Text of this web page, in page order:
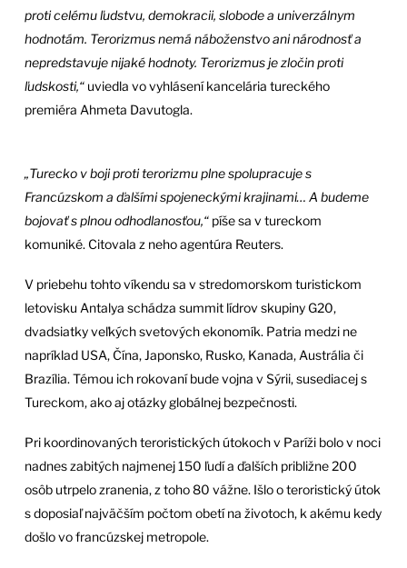
proti celému ľudstvu, demokracii, slobode a univerzálnym
hodnotám. Terorizmus nemá náboženstvo ani národnosť a
nepredstavuje nijaké hodnoty. Terorizmus je zločin proti
ľudskosti,“uviedla vo vyhlásení kancelária tureckého
premiéra Ahmeta Davutogla.
„Turecko v boji proti terorizmu plne spolupracuje s
Francúzskom a ďalšími spojeneckými krajinami… A budeme
bojovať s plnou odhodlanosťou,“píše sa v tureckom
komuniké. Citovala z neho agentúra Reuters.
V priebehu tohto víkendu sa v stredomorskom turistickom
letovisku Antalya schádza summit lídrov skupiny G20,
dvadsiatky veľkých svetových ekonomík. Patria medzi ne
napríklad USA, Čína, Japonsko, Rusko, Kanada, Austrália či
Brazília. Témou ich rokovaní bude vojna v Sýrii, susediacej s
Tureckom, ako aj otázky globálnej bezpečnosti.
Pri koordinovaných teroristických útokoch v Paríži bolo v noci
nadnes zabitých najmenej 150 ľudí a ďalších približne 200
osôb utrpelo zranenia, z toho 80 vážne. Išlo o teroristický útok
s doposiaľ najväčším počtom obetí na životoch, k akému kedy
došlo vo francúzskej metropole.